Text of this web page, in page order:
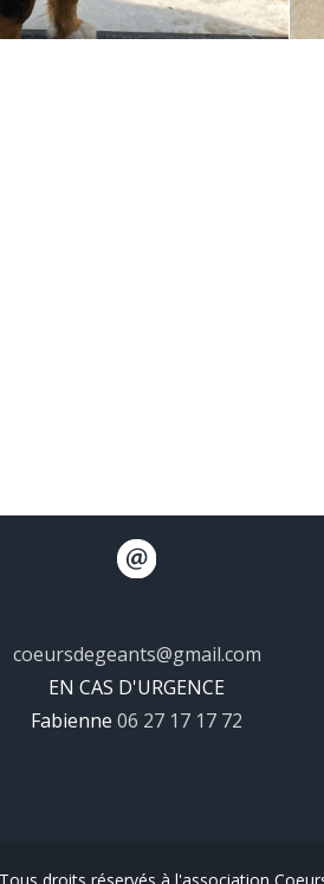
coeursdegeants@gmail.com
EN CAS D'URGENCE
Fabienne06 27 17 17 72